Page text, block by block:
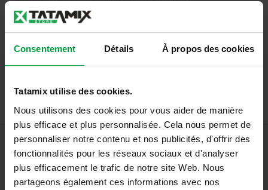
Consentement Détails À propos des cookies
Tatamix utilise des cookies.
Nous utilisons des cookies pour vous aider de manière
plus efficace et plus personnalisée. Cela nous permet de
personnaliser notre contenu et nos publicités, d'offrir des
fonctionnalités pour les réseaux sociaux et d'analyser
plus efficacement le trafic de notre site Web. Nous
partageons également ces informations avec nos
haute élasticité